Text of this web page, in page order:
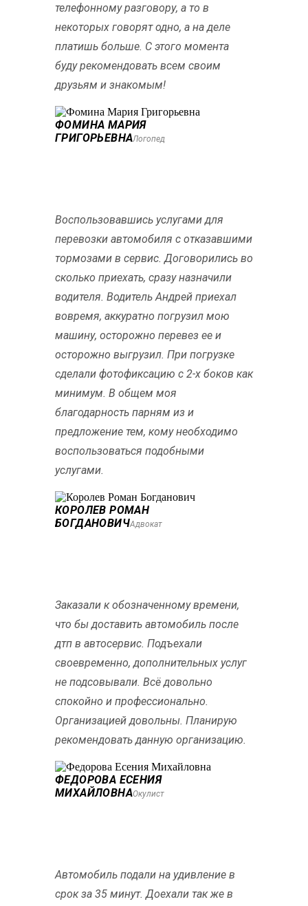
телефонному разговору, а то в
некоторых говорят одно, а на деле
платишь больше. С этого момента
буду рекомендовать всем своим
друзьям и знакомым!
ФОМИНА МАРИЯ
ГРИГОРЬЕВНАЛогопед
Воспользовавшись услугами для
перевозки автомобиля с отказавшими
тормозами в сервис. Договорились во
сколько приехать, сразу назначили
водителя. Водитель Андрей приехал
вовремя, аккуратно погрузил мою
машину, осторожно перевез ее и
осторожно выгрузил. При погрузке
сделали фотофиксацию с 2-х боков как
минимум. В общем моя
благодарность парням из и
предложение тем, кому необходимо
воспользоваться подобными
услугами.
КОРОЛЕВ РОМАН
БОГДАНОВИЧАдвокат
Заказали к обозначенному времени,
что бы доставить автомобиль после
дтп в автосервис. Подъехали
своевременно, дополнительных услуг
не подсовывали. Всё довольно
спокойно и профессионально.
Организацией довольны. Планирую
рекомендовать данную организацию.
ФЕДОРОВА ЕСЕНИЯ
МИХАЙЛОВНАОкулист
Автомобиль подали на удивление в
срок за 35 минут. Доехали так же в